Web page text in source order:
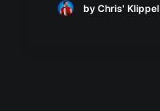
by Chris' Klippel